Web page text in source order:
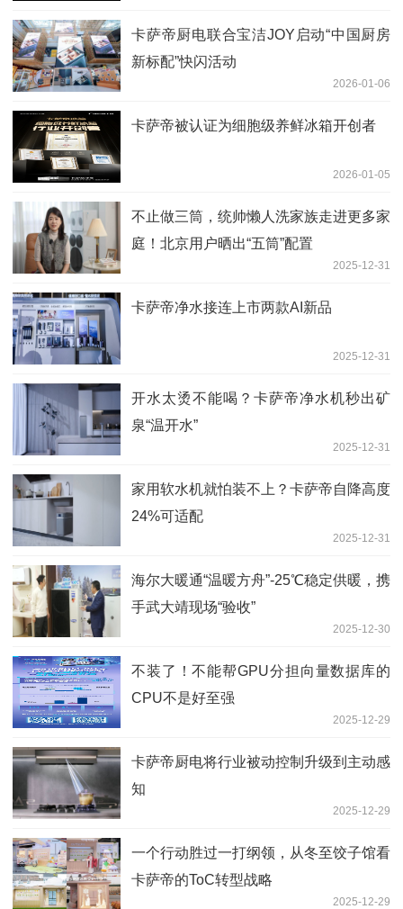
卡萨帝厨电联合宝洁JOY启动“中国厨房
新标配”快闪活动
2026-01-06
卡萨帝被认证为细胞级养鲜冰箱开创者
2026-01-05
不止做三筒，统帅懒人洗家族走进更多家
庭！北京用户晒出“五筒”配置
2025-12-31
卡萨帝净水接连上市两款AI新品
2025-12-31
开水太烫不能喝？卡萨帝净水机秒出矿
泉“温开水”
2025-12-31
家用软水机就怕装不上？卡萨帝自降高度
24%可适配
2025-12-31
海尔大暖通“温暖方舟”-25℃稳定供暖，携
手武大靖现场“验收”
2025-12-30
不装了！不能帮GPU分担向量数据库的
CPU不是好至强
2025-12-29
卡萨帝厨电将行业被动控制升级到主动感
知
2025-12-29
一个行动胜过一打纲领，从冬至饺子馆看
卡萨帝的ToC转型战略
2025-12-29